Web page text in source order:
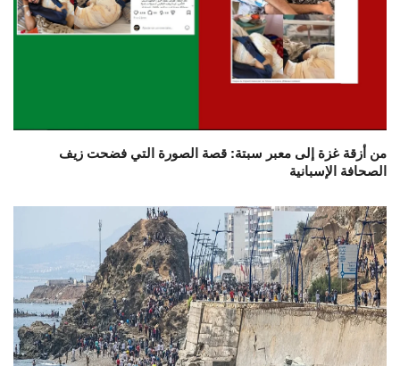
من أزقة غزة إلى معبر سبتة: قصة الصورة التي فضحت زيف
الصحافة الإسبانية